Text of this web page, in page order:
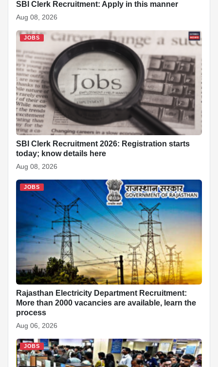
JOBS
SBI Clerk Recruitment: Apply in this manner
Aug 08, 2026
JOBS
SBI Clerk Recruitment 2026: Registration starts
today; know details here
Aug 08, 2026
JOBS
Rajasthan Electricity Department Recruitment:
More than 2000 vacancies are available, learn the
process
Aug 06, 2026
JOBS